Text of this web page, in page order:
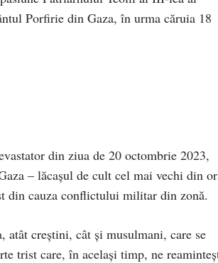
Porfirie din Gaza, în urma căruia 18
din ziua de 20 octombrie 2023,
– lăcașul de cult cel mai vechi din
din cauza conflictului militar din zonă.
creștini, cât și musulmani, care se
trist care, în același timp, ne